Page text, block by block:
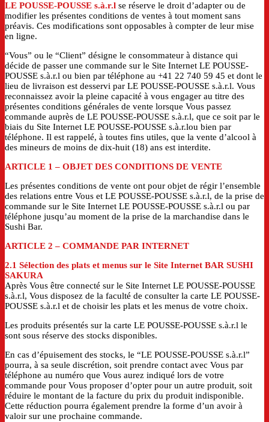
LE POUSSE-POUSSE s.à.r.l se réserve le droit d’adapter ou de
modifier les présentes conditions de ventes à tout moment sans
préavis. Ces modifications sont opposables à compter de leur mise
en ligne.
“Vous” ou le “Client” désigne le consommateur à distance qui
décide de passer une commande sur le Site Internet LE POUSSE-
POUSSE s.à.r.l ou bien par téléphone au +41 22 740 59 45 et dont le
lieu de livraison est desservi par LE POUSSE-POUSSE s.à.r.l. Vous
reconnaissez avoir la pleine capacité à vous engager au titre des
présentes conditions générales de vente lorsque Vous passez
commande auprès de LE POUSSE-POUSSE s.à.r.l, que ce soit par le
biais du Site Internet LE POUSSE-POUSSE s.à.r.lou bien par
téléphone. Il est rappelé, à toutes fins utiles, que la vente d’alcool à
des mineurs de moins de dix-huit (18) ans est interdite.
ARTICLE 1– OBJET DES CONDITIONS DE VENTE
Les présentes conditions de vente ont pour objet de régir l’ensemble
des relations entre Vous et LE POUSSE-POUSSE s.à.r.l, de la prise de
commande sur le Site Internet LE POUSSE-POUSSE s.à.r.l ou par
téléphone jusqu’au moment de la prise de la marchandise dans le
Sushi Bar.
ARTICLE 2– COMMANDE PAR INTERNET
2.1 Sélection des plats et menus sur le Site Internet BAR SUSHI
SAKURA
Après Vous être connecté sur le Site Internet LE POUSSE-POUSSE
s.à.r.l, Vous disposez de la faculté de consulter la carte LE POUSSE-
POUSSE s.à.r.l et de choisir les plats et les menus de votre choix.
Les produits présentés sur la carte LE POUSSE-POUSSE s.à.r.l le
sont sous réserve des stocks disponibles.
En cas d’épuisement des stocks, le “LE POUSSE-POUSSE s.à.r.l”
pourra, à sa seule discrétion, soit prendre contact avec Vous par
téléphone au numéro que Vous aurez indiqué lors de votre
commande pour Vous proposer d’opter pour un autre produit, soit
réduire le montant de la facture du prix du produit indisponible.
Cette réduction pourra également prendre la forme d’un avoir à
valoir sur une prochaine commande.